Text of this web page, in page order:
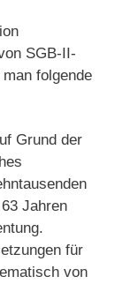
SGB-II-
folgende
Grund der
Jahren
für
von